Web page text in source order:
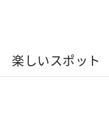
楽しいスポット